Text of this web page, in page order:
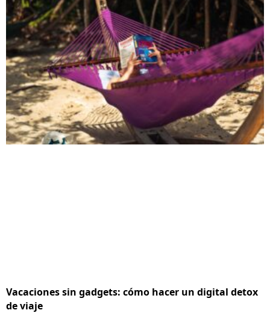
Vacaciones sin gadgets: cómo hacer un digital detox
de viaje